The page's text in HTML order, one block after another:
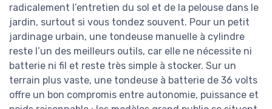
radicalement l’entretien du sol et de la pelouse dans le
jardin, surtout si vous tondez souvent. Pour un petit
jardinage urbain, une tondeuse manuelle à cylindre
reste l’un des meilleurs outils, car elle ne nécessite ni
batterie ni fil et reste très simple à stocker. Sur un
terrain plus vaste, une tondeuse à batterie de 36 volts
offre un bon compromis entre autonomie, puissance et